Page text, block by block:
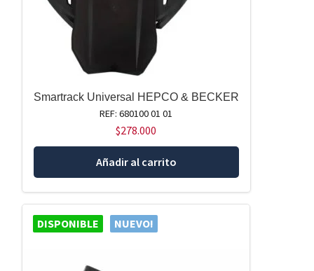
Smartrack Universal HEPCO & BECKER
REF: 680100 01 01
$278.000
Añadir al carrito
DISPONIBLE NUEVO!